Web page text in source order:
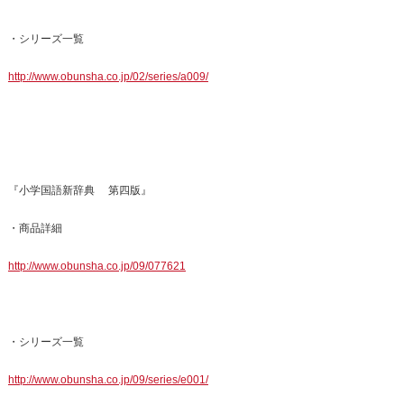
・シリーズ一覧
http://www.obunsha.co.jp/02/series/a009/
『小学国語新辞典 第四版』
・商品詳細
http://www.obunsha.co.jp/09/077621
・シリーズ一覧
http://www.obunsha.co.jp/09/series/e001/